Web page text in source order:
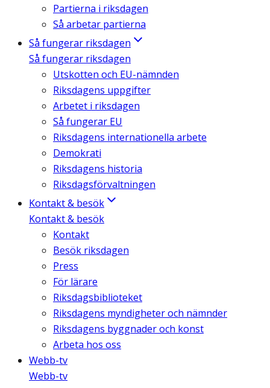
Partierna i riksdagen
Så arbetar partierna
Så fungerar riksdagen
Så fungerar riksdagen
Utskotten och EU-nämnden
Riksdagens uppgifter
Arbetet i riksdagen
Så fungerar EU
Riksdagens internationella arbete
Demokrati
Riksdagens historia
Riksdagsförvaltningen
Kontakt & besök
Kontakt & besök
Kontakt
Besök riksdagen
Press
För lärare
Riksdagsbiblioteket
Riksdagens myndigheter och nämnder
Riksdagens byggnader och konst
Arbeta hos oss
Webb-tv
Webb-tv